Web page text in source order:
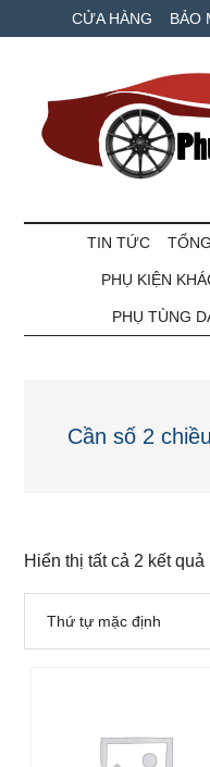
to
content
to
qua
sidebar
CỬA HÀNG BẢO
Phụ
kiện
xe
TIN TỨC
PHỤ KIỆN
PHỤ TÙNG
Cần số 2 chiều
Hiển thị tất cả 2 kết quả